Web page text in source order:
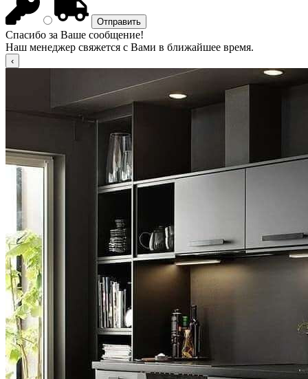
Спасибо за Ваше сообщение!
Наш менеджер свяжется с Вами в ближайшее время.